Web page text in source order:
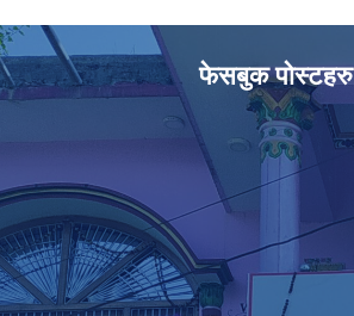
फेसबुक पोस्टहरु